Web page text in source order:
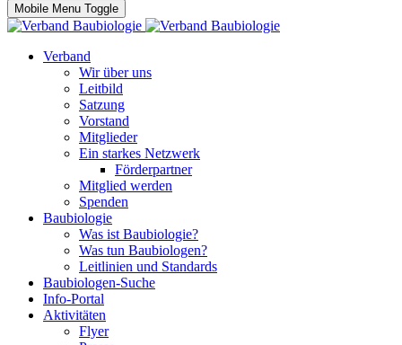
Mobile Menu Toggle
Verband
Wir über uns
Leitbild
Satzung
Vorstand
Mitglieder
Ein starkes Netzwerk
Förderpartner
Mitglied werden
Spenden
Baubiologie
Was ist Baubiologie?
Was tun Baubiologen?
Leitlinien und Standards
Baubiologen-Suche
Info-Portal
Aktivitäten
Flyer